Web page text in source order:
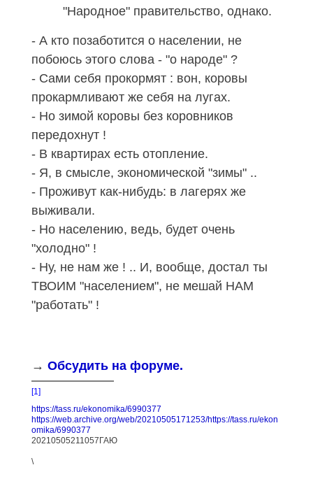
"Народное" правительство, однако.
- А кто позаботится о населении, не
побоюсь этого слова - "о народе" ?
- Сами себя прокормят : вон, коровы
прокармливают же себя на лугах.
- Но зимой коровы без коровников
передохнут !
- В квартирах есть отопление.
- Я, в смысле, экономической "зимы" ..
- Проживут как-нибудь: в лагерях же
выживали.
- Но населению, ведь, будет очень
"холодно" !
- Ну, не нам же ! .. И, вообще, достал ты
ТВОИМ "населением", не мешай НАМ
"работать" !
→ Обсудить на форуме.
[1]
https://tass.ru/ekonomika/6990377
https://web.archive.org/web/20210505171253/https://tass.ru/ekon
omika/6990377
20210505211057ГАЮ
\